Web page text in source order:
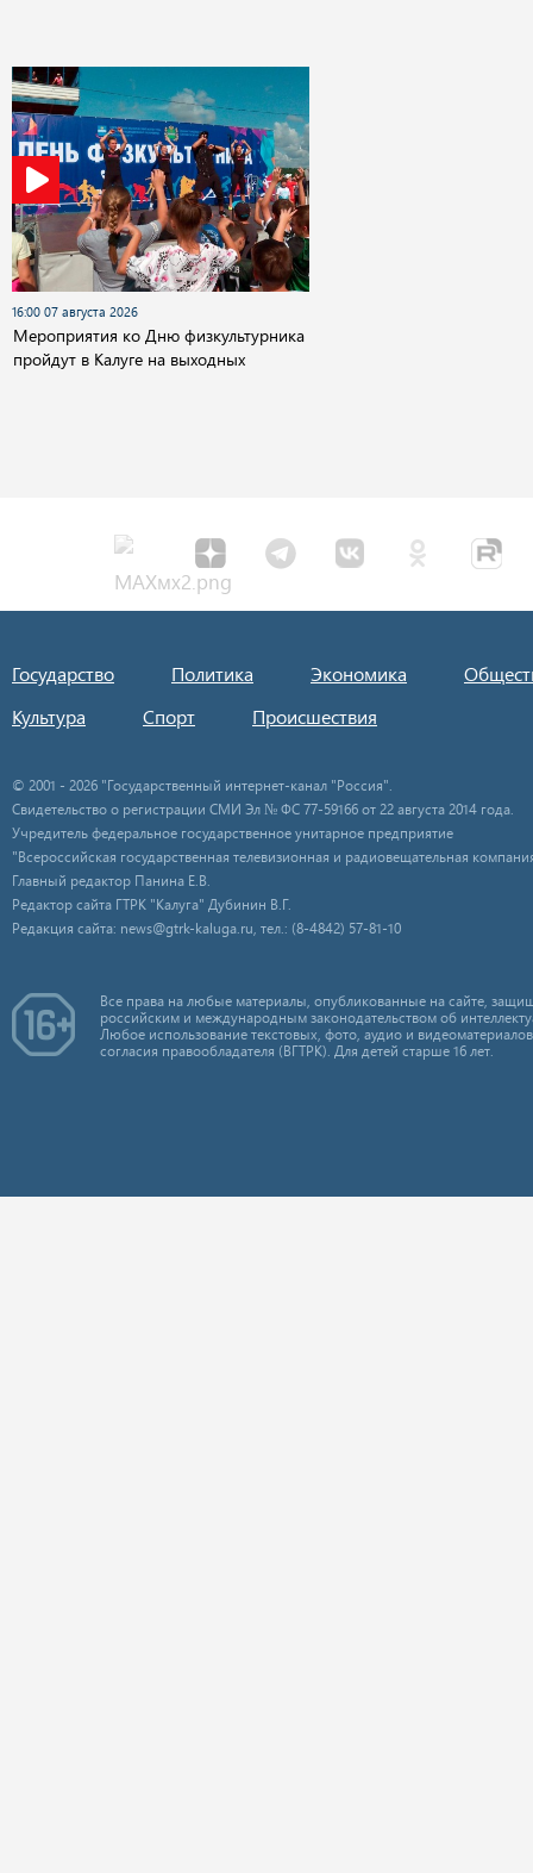
16:00 07 августа 2026
Мероприятия ко Дню физкультурника
пройдут в Калуге на выходных
Государство Политика Экономика
Культура
Спорт Происшествия
© 2001 - 2026 "Государственный интернет-канал "Россия".
Свидетельство о регистрации СМИ Эл № ФС 77-59166 от 22 августа 2014 года.
Учредитель федеральное государственное унитарное предприятие
"Всероссийская государственная телевизионная и радиовещательная
Главный редактор Панина Е.В.
Редактор сайта ГТРК "Калуга" Дубинин В.Г.
Редакция сайта: news@gtrk-kaluga.ru, тел.: (8-4842) 57-81-10
Все права на любые материалы, опубликованные на сайте,
российским и международным законодательством об
Любое использование текстовых, фото, аудио и
согласия правообладателя (ВГТРК). Для детей старше 16 лет.